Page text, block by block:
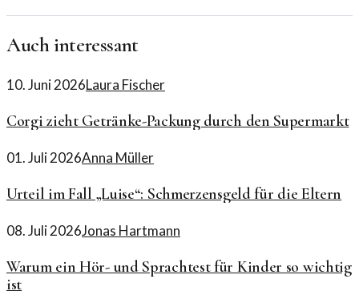
Auch interessant
10. Juni 2026Laura Fischer
Corgi zieht Getränke-Packung durch den Supermarkt
01. Juli 2026Anna Müller
Urteil im Fall „Luise“: Schmerzensgeld für die Eltern
08. Juli 2026Jonas Hartmann
Warum ein Hör- und Sprachtest für Kinder so wichtig
ist